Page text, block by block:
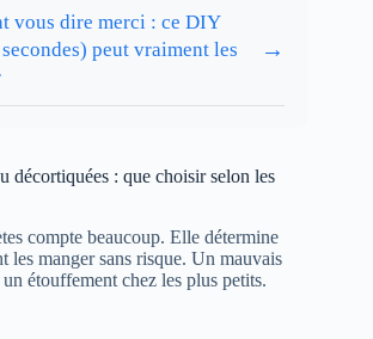
vous dire merci : ce DIY
peut vraiment les
→
décortiquées : que choisir selon les
compte beaucoup. Elle détermine
les manger sans risque. Un mauvais
étouffement chez les plus petits.